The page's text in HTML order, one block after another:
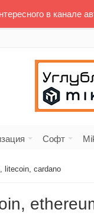
Софт
litecoin, cardano
в канале